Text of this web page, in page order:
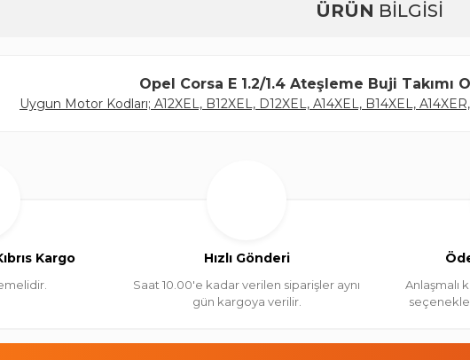
ÜRÜN BİLGİSİ
Opel Corsa E 1.2/1.4 Ateşleme Buji Takımı
Uygun Motor Kodları; A12XEL, B12XEL, D12XEL, A14XEL, B14XEL,
Kargo Hızlı Gönderi
Saat 10.00'e kadar verilen siparişler aynı
gün kargoya verilir.
Anlaşmalı